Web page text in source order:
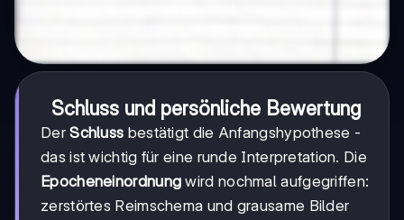
Schluss und persönliche Bewertung
DerSchluss bestätigt die Anfangshypothese -
das ist wichtig für eine runde Interpretation. Die
Epocheneinordnung wird nochmal aufgegriffen:
zerstörtes Reimschema und grausame Bilder